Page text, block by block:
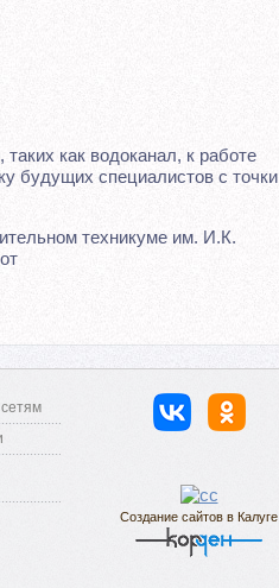
как водоканал, к работе
будущих специалистов с точки
техникуме им. И.К.
Создание сайтов в Калуге